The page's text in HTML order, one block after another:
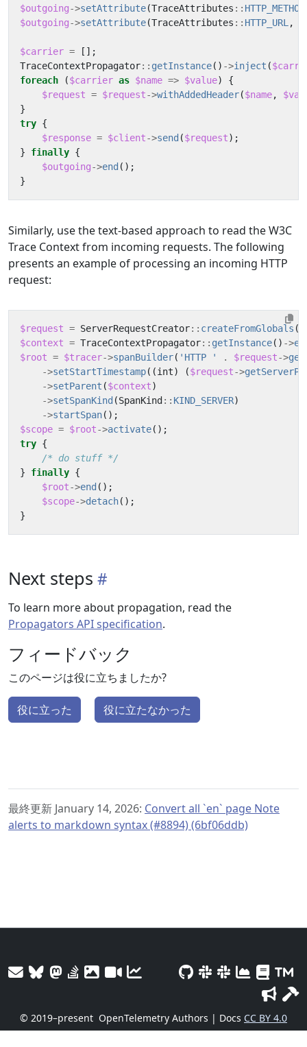
$outgoing->setAttribute(TraceAttributes :: HTTP_METHOD
$outgoing->setAttribute(TraceAttributes :: HTTP_URL ,
$carrier =
[];
TraceContextPropagator:: getInstance() ->inject (
foreach
($carrier as $name => $value)
{
$request = $request->withAddedHeader($name,
}
try {
$response = $client->send ($request);
}
finally {
$outgoing->end ();
}
Similarly, use the text-based approach to read the W3C
Trace Context from incoming requests. The following
presents an example of processing an incoming HTTP
request:
$request = ServerRequestCreator:: createFromGlobals
$context = TraceContextPropagator:: getInstance() ->
$root = $tracer->spanBuilder( 'HTTP ' . $request->
->setStartTimestamp((int) ($request->
->setParent ($context)
->setSpanKind (SpanKind :: KIND_SERVER)
->startSpan();
$scope = $root->activate();
try {
/* do stuff */
}
finally {
$root->end ();
$scope->detach();
}
Next steps
To learn more about propagation, read the
Propagators API specification.
フィードバック
このページは役に立ちましたか?
役に立った 役に立たなかった
最終更新 January 14, 2026: Convert all `en` page Note
alerts to markdown syntax (#8894) (6bf06ddb)
© 2019–present OpenTelemetry Authors | Docs CC BY 4.0